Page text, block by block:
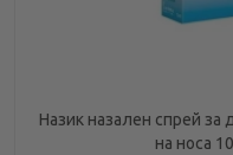
Назик назален спрей за деца за
на носа